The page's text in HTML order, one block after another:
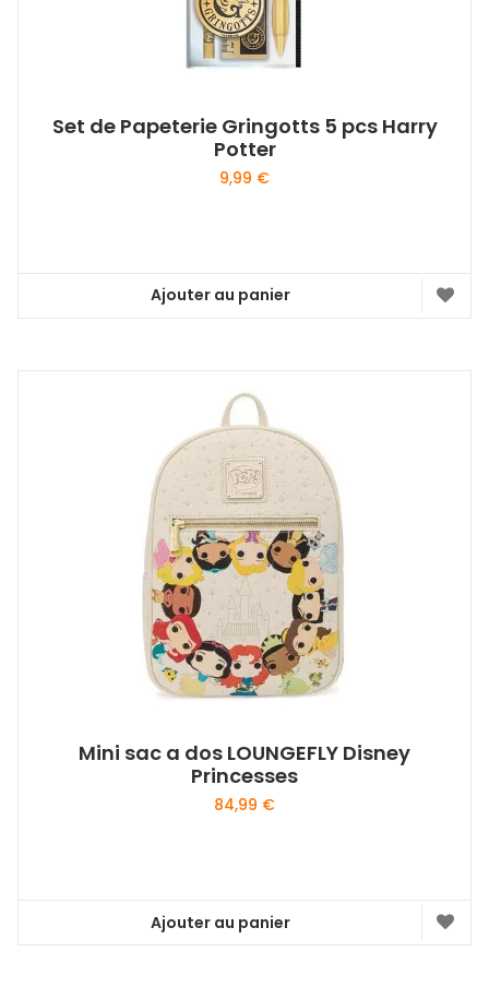
Set de Papeterie Gringotts 5 pcs Harry
Potter
9,99 €
Ajouter au panier
Mini sac a dos LOUNGEFLY Disney
Princesses
84,99 €
Ajouter au panier